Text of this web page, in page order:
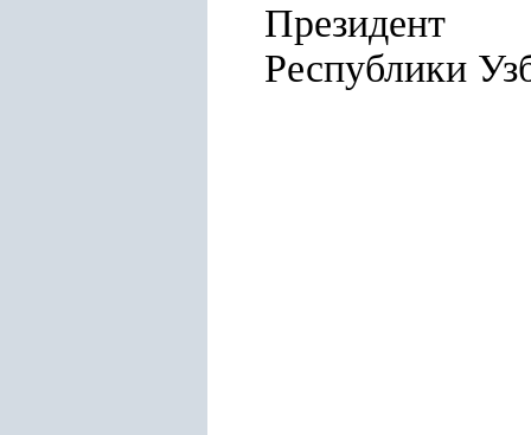
Президент